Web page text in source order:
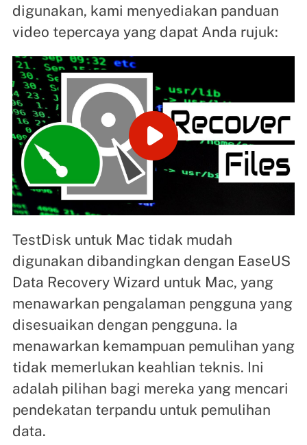
digunakan, kami menyediakan panduan
video tepercaya yang dapat Anda rujuk:
TestDisk untuk Mac tidak mudah
digunakan dibandingkan dengan EasеUS
Data Recovery Wizard untuk Mac, yang
menawarkan pengalaman pengguna yang
disesuaikan dengan pengguna. Ia
menawarkan kemampuan pemulihan yang
tidak memerlukan keahlian teknis. Ini
adalah pilihan bagi mereka yang mencari
pendekatan terpandu untuk pemulihan
data.